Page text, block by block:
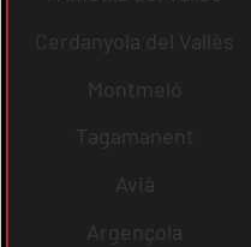
Cerdanyola del Vallès
Montmeló
Tagamanent
Avià
Argençola